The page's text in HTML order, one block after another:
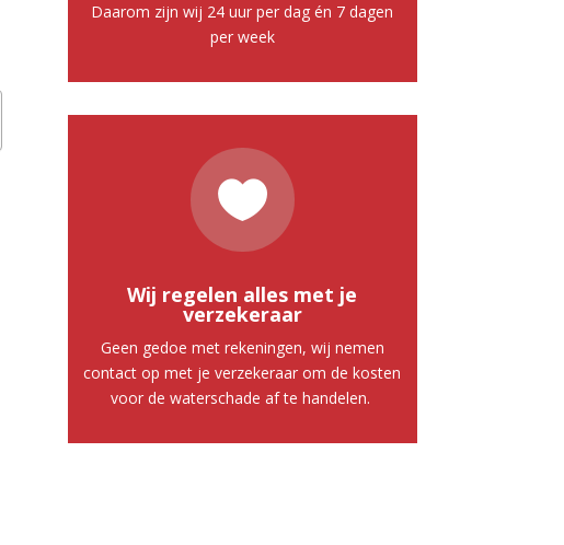
Daarom zijn wij 24 uur per dag én 7 dagen
per week

Wij regelen alles met je
verzekeraar
Geen gedoe met rekeningen, wij nemen
contact op met je verzekeraar om de kosten
voor de waterschade af te handelen.